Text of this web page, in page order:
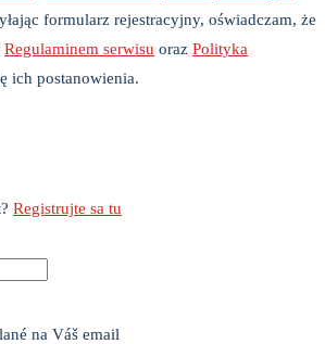
formularz rejestracyjny, oświadczam, że
Regulaminem serwisu oraz Polityka
ich postanowienia.
Registrujte sa tu
na Váš email